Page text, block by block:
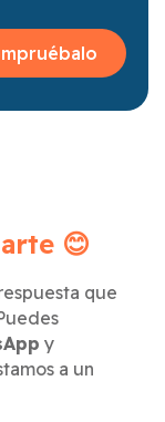
😊
que
y
a un